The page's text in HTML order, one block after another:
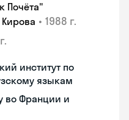
Почёта"
Кирова • 1988 г.
институт по
языкам
во Франции и